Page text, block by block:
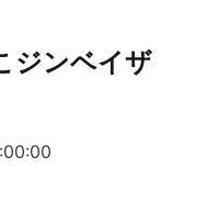
ジンベイザ